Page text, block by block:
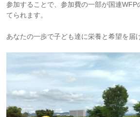
参加することで、参加費の一部が国連WFP
てられます。
あなたの一歩で子ども達に栄養と希望を届